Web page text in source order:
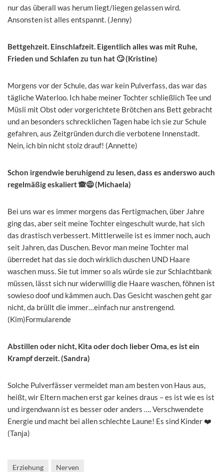
nur das überall was herum liegt/liegen gelassen wird.
Ansonsten ist alles entspannt. (Jenny)
Bettgehzeit. Einschlafzeit. Eigentlich alles was mit Ruhe,
Frieden und Schlafen zu tun hat 🙄 (Kristine)
Morgens vor der Schule, das war kein Pulverfass, das war das
tägliche Waterloo. Ich habe meiner Tochter schließlich Tee und
Müsli mit Obst oder vorgerichtete Brötchen ans Bett gebracht
und an besonders schrecklichen Tagen habe ich sie zur Schule
gefahren, aus Zeitgründen durch die verbotene Innenstadt.
Nein, ich bin nicht stolz drauf! (Annette)
Schon irgendwie beruhigend zu lesen, dass es anderswo auch
regelmäßig eskaliert 🙈😅 (Michaela)
Bei uns war es immer morgens das Fertigmachen, über Jahre
ging das, aber seit meine Tochter eingeschult wurde, hat sich
das drastisch verbessert. Mittlerweile ist es immer noch, auch
seit Jahren, das Duschen. Bevor man meine Tochter mal
überredet hat das sie doch wirklich duschen UND Haare
waschen muss. Sie tut immer so als würde sie zur Schlachtbank
müssen, lässt sich nur widerwillig die Haare waschen, föhnen ist
sowieso doof und kämmen auch. Das Gesicht waschen geht gar
nicht, da brüllt die immer…einfach nur anstrengend.
(Kim)Formularende
Abstillen oder nicht, Kita oder doch lieber Oma, es ist ein
Krampf derzeit. (Sandra)
Solche Pulverfässer vermeidet man am besten von Haus aus,
heißt, wir Eltern machen erst gar keines draus – es ist wie es ist
und irgendwann ist es besser oder anders …. Verschwendete
Energie und macht bei allen schlechte Laune! Es sind Kinder ❤️
(Tanja)
Erziehung Nerven